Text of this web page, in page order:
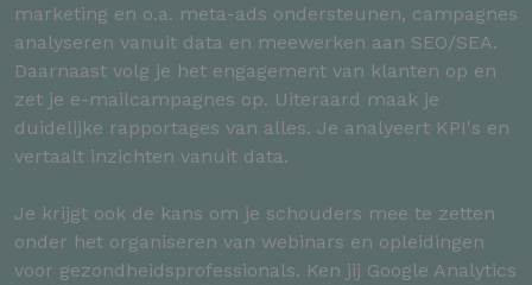
marketing en o.a. meta-ads ondersteunen, campagnes
analyseren vanuit data en meewerken aan SEO/SEA.
Daarnaast volg je het engagement van klanten op en
zet je e-mailcampagnes op. Uiteraard maak je
duidelijke rapportages van alles. Je analyeert KPI's en
vertaalt inzichten vanuit data.
Je krijgt ook de kans om je schouders mee te zetten
onder het organiseren van webinars en opleidingen
voor gezondheidsprofessionals. Ken jij Google Analytics